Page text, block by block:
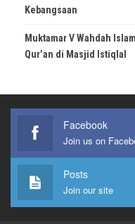
Kebangsaan
Muktamar V Wahdah
Qur’an di Masjid Istiqlal
Facebook
Join us on
Posts
Join our site